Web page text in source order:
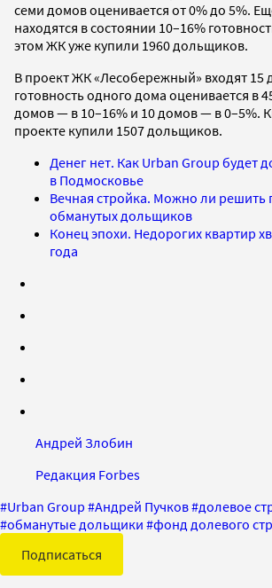
семи домов оценивается от 0% до 5%.
находятся в состоянии 10–16%
этом ЖК уже купили 1960 дольщиков.
В проект ЖК «Лесобережный» входят 15
готовность одного дома оценивается в
домов — в 10–16% и 10 домов — в 0–5%.
проекте купили 1507 дольщиков.
Денег нет. Как Urban Group будет
в Подмосковье
Вечная стройка. Можно ли решить
обманутых дольщиков
Конец эпохи. Недорогих квартир
года
Андрей Злобин
Редакция Forbes
#Urban Group #Андрей Пучков#долевое
#обманутые дольщики #фонд долевого
Подписаться